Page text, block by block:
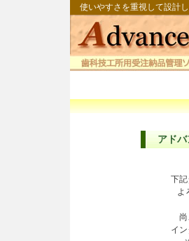
使いやすさを重視して設計
アド
下
よ
イ